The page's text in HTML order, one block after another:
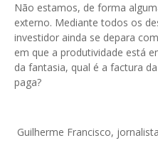
Não estamos, de forma
externo. Mediante todos os
investidor ainda se depara
em que a produtividade está
da fantasia, qual é a factura
paga?
Guilherme Francisco, jornalista